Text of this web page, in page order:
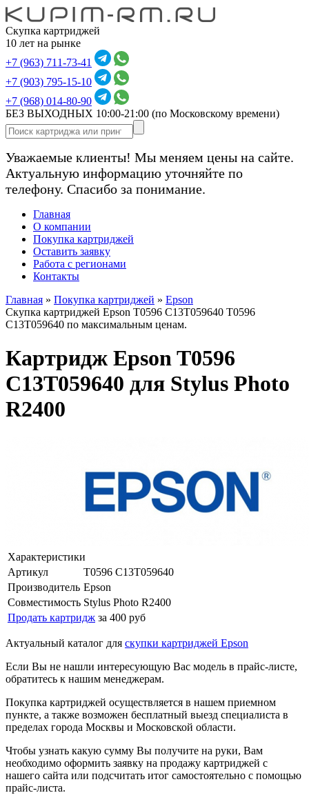
Скупка картриджей
10 лет на рынке
+7 (963) 711-73-41
+7 (903) 795-15-10
+7 (968) 014-80-90
БЕЗ ВЫХОДНЫХ 10:00-21:00 (по Московскому времени)
Уважаемые клиенты! Мы меняем цены на сайте.
Актуальную информацию уточняйте по
телефону. Спасибо за понимание.
Главная
О компании
Покупка картриджей
Оставить заявку
Работа с регионами
Контакты
Главная » Покупка картриджей » Epson
Скупка картриджей Epson T0596 C13T059640 T0596
C13T059640 по максимальным ценам.
Картридж Epson T0596
C13T059640 для Stylus Photo
R2400
Характеристики
Артикул
T0596 C13T059640
Производитель Epson
Совместимость Stylus Photo R2400
Продать картридж за 400 руб
Актуальный каталог для скупки картриджей Epson
Если Вы не нашли интересующую Вас модель в прайс-листе,
обратитесь к нашим менеджерам.
Покупка картриджей осуществляется в нашем приемном
пункте, а также возможен бесплатный выезд специалиста в
пределах города Москвы и Московской области.
Чтобы узнать какую сумму Вы получите на руки, Вам
необходимо оформить заявку на продажу картриджей с
нашего сайта или подсчитать итог самостоятельно с помощью
прайс-листа.